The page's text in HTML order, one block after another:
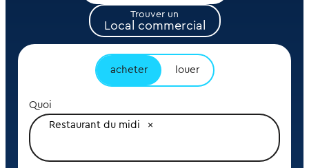
Trouver un
Local commercial
acheter louer
Quoi
Restaurant du midi